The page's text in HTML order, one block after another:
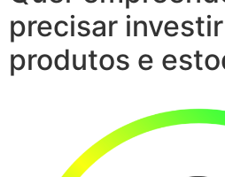
precisar
produtos e